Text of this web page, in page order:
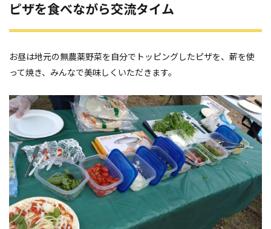
ピザを食べながら交流タイム
お昼は地元の無農薬野菜を自分でトッピングしたピザを、薪を使
って焼き、みんなで美味しくいただきます。